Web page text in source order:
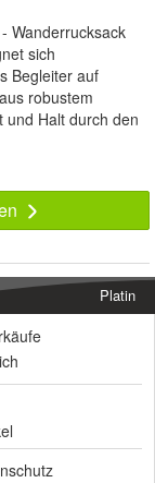
Wanderrucksack
sich
Begleiter auf
robustem
und Halt durch den
Platin